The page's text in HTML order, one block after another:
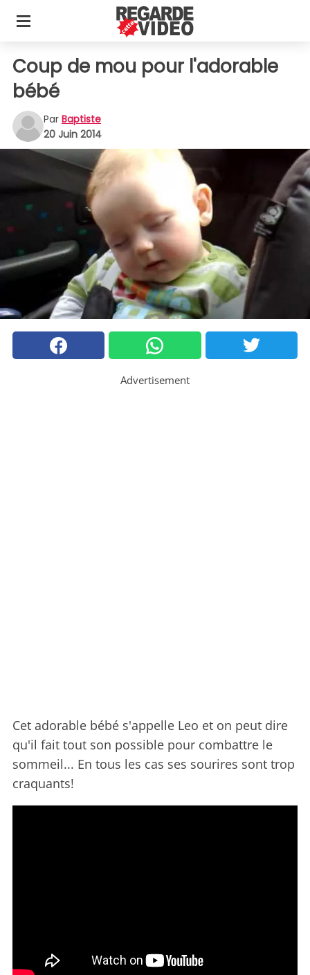
Coup de mou pour l'adorable
bébé
Par Baptiste
20 Juin 2014
Advertisement
Cet adorable bébé s'appelle Leo et on peut dire
qu'il fait tout son possible pour combattre le
sommeil... En tous les cas ses sourires sont trop
craquants!